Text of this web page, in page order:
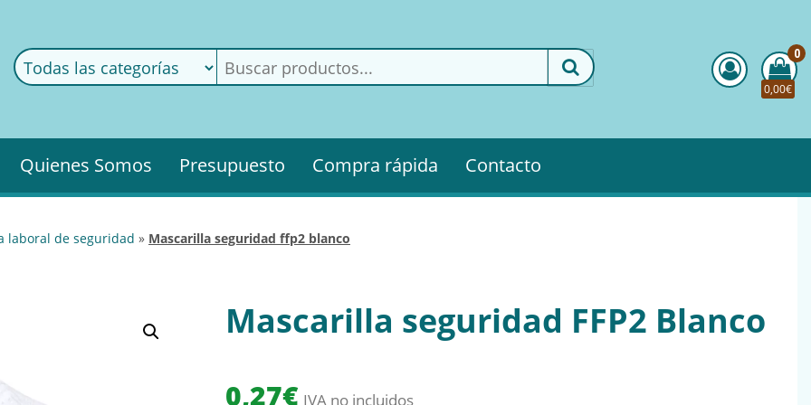
0
0,00€
Quienes Somos Presupuesto Compra rápida Contacto
laboral de seguridad » mascarilla seguridad ffp2 blanco
Mascarilla seguridad FFP2 Blanco
0,27€ IVA no incluidos